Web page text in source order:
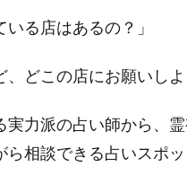
る店はあるの？」
どこの店にお願いし
力派の占い師から、
相談できる占いスポ